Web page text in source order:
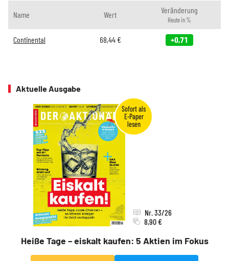
Name Wert Veränderung
Heute in %
Continental 68,44€ +0,71
Aktuelle Ausgabe
Heiße Tage – eiskalt kaufen: 5 Aktien im Fokus
Nr. 33/26
8,90 €